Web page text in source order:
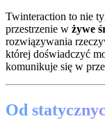
Twinteraction to nie
przestrzenie w żywe
rozwiązywania
której doświadczyć
komunikuje się w
Od